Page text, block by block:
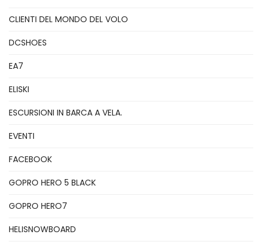
CLIENTI DEL MONDO DEL VOLO
DCSHOES
EA7
ELISKI
ESCURSIONI IN BARCA A VELA.
EVENTI
FACEBOOK
GOPRO HERO 5 BLACK
GOPRO HERO7
HELISNOWBOARD